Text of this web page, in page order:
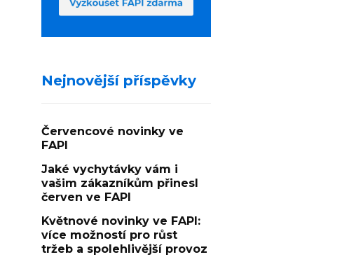
Nejnovější příspěvky
Červencové novinky ve
FAPI
Jaké vychytávky vám i
vašim zákazníkům přinesl
červen ve FAPI
Květnové novinky ve FAPI:
více možností pro růst
tržeb a spolehlivější provoz